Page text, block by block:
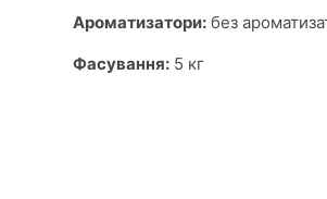
Ароматизатори: без
Фасування: 5 кг